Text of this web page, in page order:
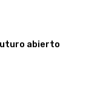
abierto